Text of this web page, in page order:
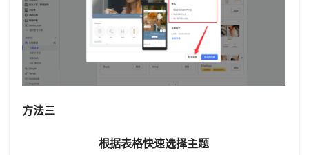
方法三
根据表格快速选择主题